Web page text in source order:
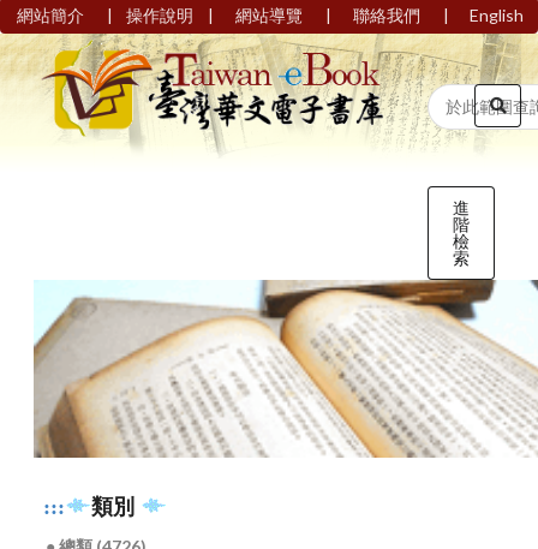
網站簡介 | 操作說明 | 網站導覽 | 聯絡我們 | English
進
階
檢
索
::: 類別